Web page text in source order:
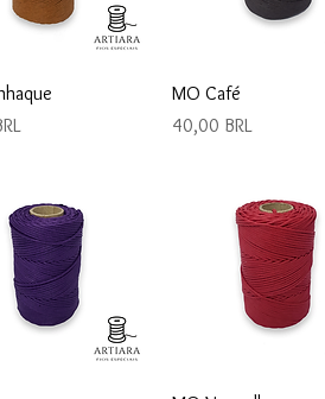
Vista rápida Vista rápida
MO Café
Precio
40,00 BRL